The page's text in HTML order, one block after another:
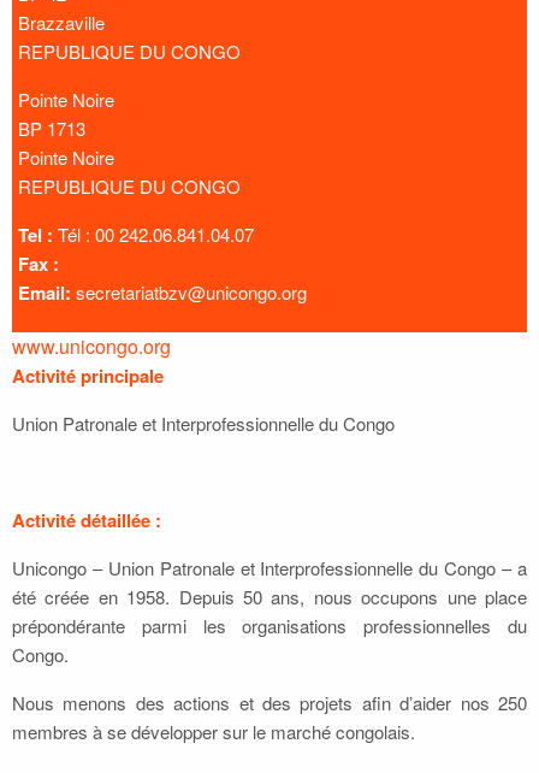
Brazzaville
REPUBLIQUE DU CONGO
Pointe Noire
BP 1713
Pointe Noire
REPUBLIQUE DU CONGO
Tel : Tél : 00 242.06.841.04.07
Fax :
Email: secretariatbzv@unicongo.org
www.unicongo.org
Activité principale
Union Patronale et Interprofessionnelle du Congo
Activité détaillée :
Unicongo – Union Patronale et Interprofessionnelle du Congo – a
été créée en 1958. Depuis 50 ans, nous occupons une place
prépondérante parmi les organisations professionnelles du
Congo.
Nous menons des actions et des projets afin d’aider nos 250
membres à se développer sur le marché congolais.